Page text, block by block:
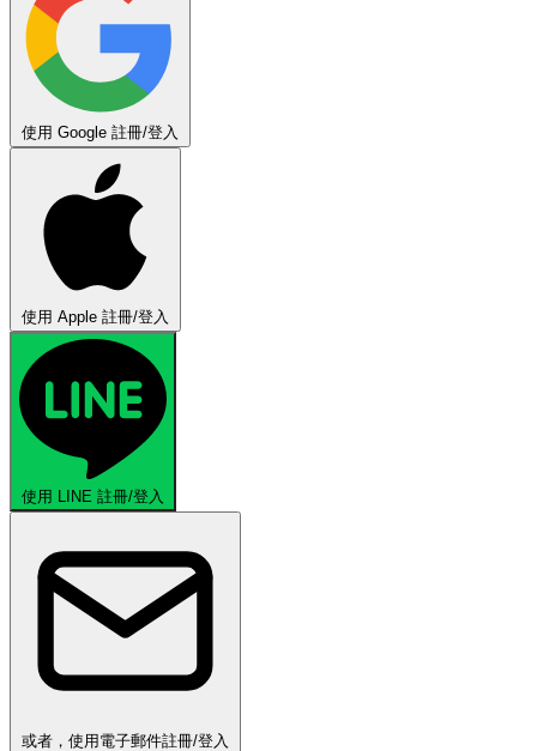
使用 Google 註冊/登入
使用 Apple 註冊/登入
使用 LINE 註冊/登入
或者，使用電子郵件註冊/登入